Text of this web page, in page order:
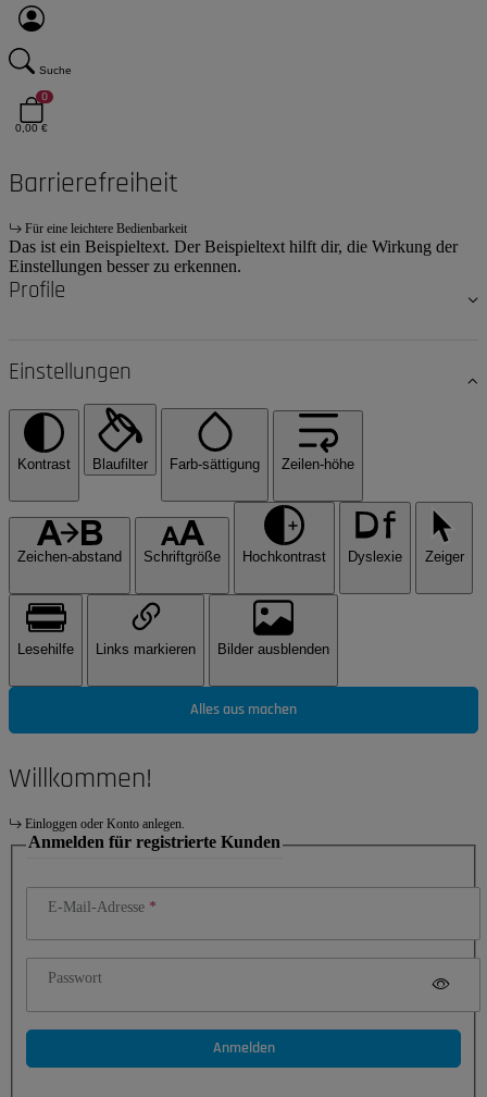
Suche
0
0,00 €
Barrierefreiheit
Für eine leichtere Bedienbarkeit
Das ist ein Beispieltext. Der Beispieltext hilft dir, die Wirkung der
Einstellungen besser zu erkennen.
Profile
Einstellungen
Kontrast Blaufilter Farb-sättigung Zeilen-höhe
Zeichen-abstand Schriftgröße Hochkontrast Dyslexie Zeiger
Lesehilfe Links markieren Bilder ausblenden
Alles aus machen
Willkommen!
Einloggen oder Konto anlegen.
Anmelden für registrierte Kunden
E-Mail-Adresse
Passwort
Anmelden